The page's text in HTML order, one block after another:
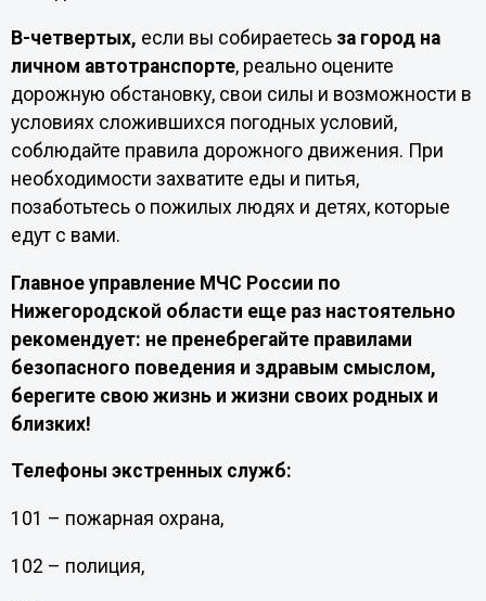
В-четвертых, если вы собираетесьза город на
личном автотранспорте, реально оцените
дорожную обстановку, свои силы и возможности в
условиях сложившихся погодных условий,
соблюдайте правила дорожного движения. При
необходимости захватите еды и питья,
позаботьтесь о пожилых людях и детях, которые
едут с вами.
Главное управление МЧС России по
Нижегородской области еще раз настоятельно
рекомендует: не пренебрегайте правилами
безопасного поведения и здравым смыслом,
берегите свою жизнь и жизни своих родных и
близких!
Телефоны экстренных служб:
101 – пожарная охрана,
102 – полиция,